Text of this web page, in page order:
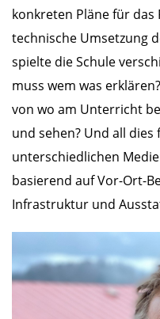
konkreten Pläne für
technische Umsetzung
spielte die Schule
muss wem was
von wo am Unterricht
und sehen? Und all
unterschiedlichen
basierend auf Vor-Ort-
Infrastruktur und